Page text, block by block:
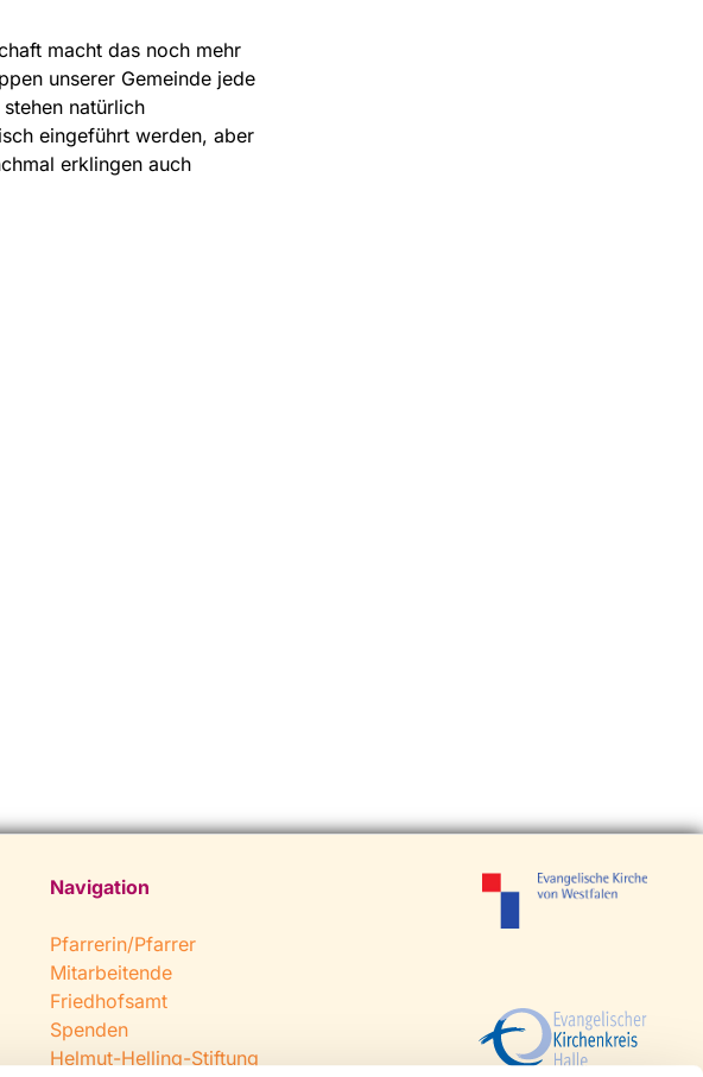
macht das noch mehr
unserer Gemeinde jede
natürlich
eingeführt werden, aber
erklingen auch
Navigation
Pfarrerin/Pfarrer
Mitarbeitende
Friedhofsamt
Spenden
Helmut-Helling-Stiftung